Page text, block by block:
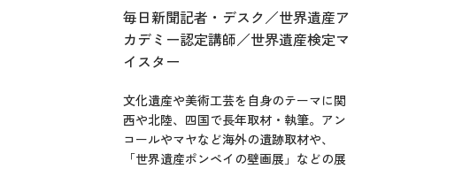
毎日新聞記者・デスク／世界遺産ア
カデミー認定講師／世界遺産検定マ
イスター
文化遺産や美術工芸を自身のテーマに関
西や北陸、四国で長年取材・執筆。アン
コールやマヤなど海外の遺跡取材や、
「世界遺産ポンペイの壁画展」などの展